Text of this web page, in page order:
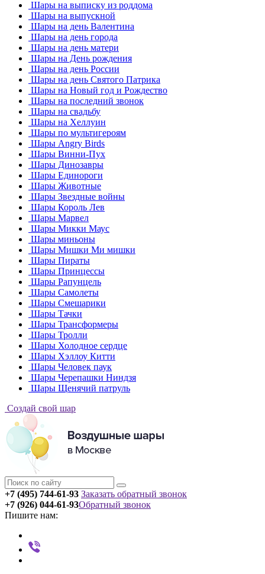
Шары на выписку из роддома
Шары на выпускной
Шары на день Валентина
Шары на день города
Шары на день матери
Шары на День рождения
Шары на день России
Шары на день Святого Патрика
Шары на Новый год и Рождество
Шары на последний звонок
Шары на свадьбу
Шары на Хеллуин
Шары по мультигероям
Шары Angry Birds
Шары Винни-Пух
Шары Динозавры
Шары Единороги
Шары Животные
Шары Звездные войны
Шары Король Лев
Шары Марвел
Шары Микки Маус
Шары миньоны
Шары Мишки Ми мишки
Шары Пираты
Шары Принцессы
Шары Рапунцель
Шары Самолеты
Шары Смешарики
Шары Тачки
Шары Трансформеры
Шары Тролли
Шары Холодное сердце
Шары Хэллоу Китти
Шары Человек паук
Шары Черепашки Ниндзя
Шары Щенячий патруль
Создай свой шар
+7 (495) 744-61-93 Заказать обратный звонок
+7 (926) 044-61-93
Пишите нам:
Обратный звонок